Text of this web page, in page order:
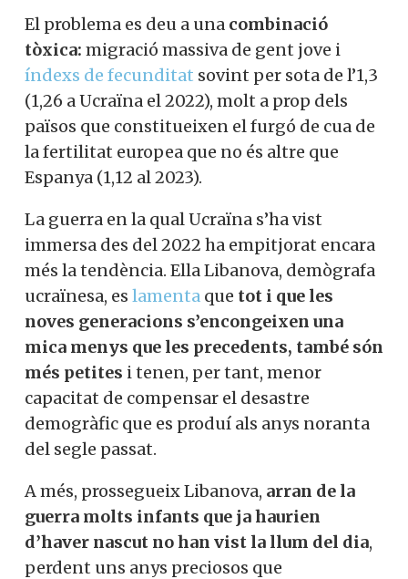
El problema es deu a una combinació
tòxica: migració massiva de gent jove i
índexs de fecunditat sovint per sota de l’1,3
(1,26 a Ucraïna el 2022), molt a prop dels
països que constitueixen el furgó de cua de
la fertilitat europea que no és altre que
Espanya (1,12 al 2023).
La guerra en la qual Ucraïna s’ha vist
immersa des del 2022 ha empitjorat encara
més la tendència. Ella Libanova, demògrafa
ucraïnesa, es lamenta que tot i que les
noves generacions s’encongeixen una
mica menys que les precedents, també són
més petites i tenen, per tant, menor
capacitat de compensar el desastre
demogràfic que es produí als anys noranta
del segle passat.
A més, prossegueix Libanova, arran de la
guerra molts infants que ja haurien
d’haver nascut no han vist la llum del dia,
perdent uns anys preciosos que